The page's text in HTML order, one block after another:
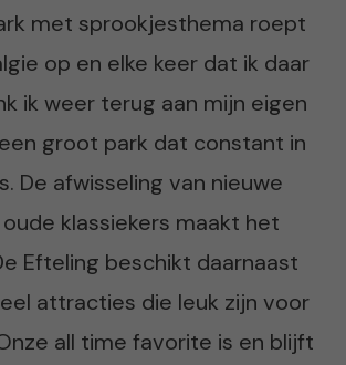
met sprookjesthema roept
op en elke keer dat ik daar
ik weer terug aan mijn eigen
groot park dat constant in
De afwisseling van nieuwe
klassiekers maakt het
Efteling beschikt daarnaast
attracties die leuk zijn voor
all time favorite is en blijft